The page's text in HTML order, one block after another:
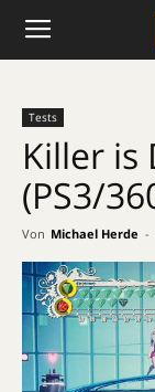
Tests
Killer is
(PS3/
Von Michael Herde -